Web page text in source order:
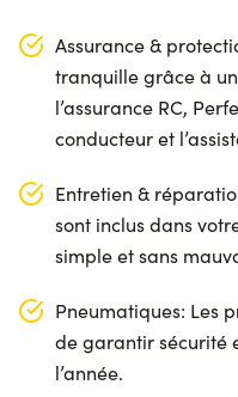
Assurance &
tranquille grâce à
l’assurance RC,
conducteur et
Entretien &
sont inclus dans
simple et sans
Pneumatiques: Les
de garantir sécurité
l’année.